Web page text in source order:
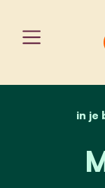
in je